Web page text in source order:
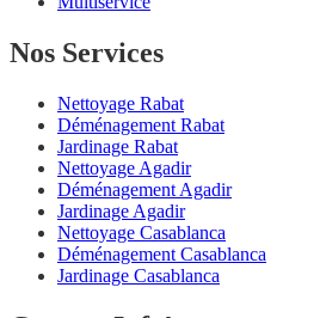
Nos Services
Nettoyage Rabat
Déménagement Rabat
Jardinage Rabat
Nettoyage Agadir
Déménagement Agadir
Jardinage Agadir
Nettoyage Casablanca
Déménagement Casablanca
Jardinage Casablanca